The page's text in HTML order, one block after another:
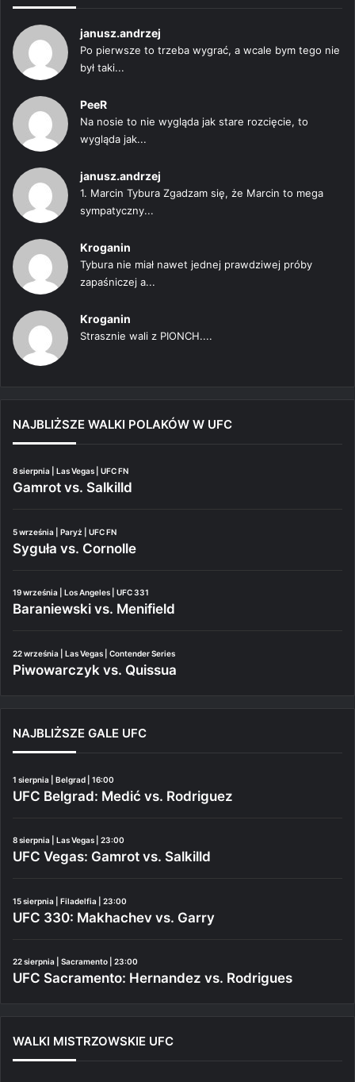
janusz.andrzej
Po pierwsze to trzeba wygrać, a wcale bym tego nie
był taki...
PeeR
Na nosie to nie wygląda jak stare rozcięcie, to
wygląda jak...
janusz.andrzej
1. Marcin Tybura Zgadzam się, że Marcin to mega
sympatyczny...
Kroganin
Tybura nie miał nawet jednej prawdziwej próby
zapaśniczej a...
Kroganin
Strasznie wali z PIONCH....
NAJBLIŻSZE WALKI POLAKÓW W UFC
8 sierpnia | Las Vegas | UFC FN
Gamrot vs. Salkilld
5 września | Paryż | UFC FN
Syguła vs. Cornolle
19 września | Los Angeles | UFC 331
Baraniewski vs. Menifield
22 września | Las Vegas | Contender Series
Piwowarczyk vs. Quissua
NAJBLIŻSZE GALE UFC
1 sierpnia | Belgrad | 16:00
UFC Belgrad: Medić vs. Rodriguez
8 sierpnia | Las Vegas | 23:00
UFC Vegas: Gamrot vs. Salkilld
15 sierpnia | Filadelfia | 23:00
UFC 330: Makhachev vs. Garry
22 sierpnia | Sacramento | 23:00
UFC Sacramento: Hernandez vs. Rodrigues
WALKI MISTRZOWSKIE UFC